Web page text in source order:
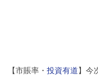
區
【市賬率・ 投資有道 】今